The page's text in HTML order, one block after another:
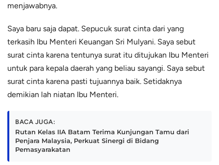
menjawabnya.
Saya baru saja dapat. Sepucuk surat cinta dari yang
terkasih Ibu Menteri Keuangan Sri Mulyani. Saya sebut
surat cinta karena tentunya surat itu ditujukan Ibu Menteri
untuk para kepala daerah yang beliau sayangi. Saya sebut
surat cinta karena pasti tujuannya baik. Setidaknya
demikian lah niatan Ibu Menteri.
BACA JUGA:
Rutan Kelas IIA Batam Terima Kunjungan Tamu dari
Penjara Malaysia, Perkuat Sinergi di Bidang
Pemasyarakatan